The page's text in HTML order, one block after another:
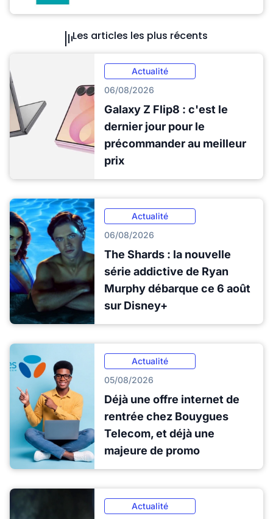
Les articles les plus récents
Actualité
06/08/2026
Galaxy Z Flip8 : c'est le
dernier jour pour le
précommander au meilleur
prix
Actualité
06/08/2026
The Shards : la nouvelle
série addictive de Ryan
Murphy débarque ce 6 août
sur Disney+
Actualité
05/08/2026
Déjà une offre internet de
rentrée chez Bouygues
Telecom, et déjà une
majeure de promo
Actualité